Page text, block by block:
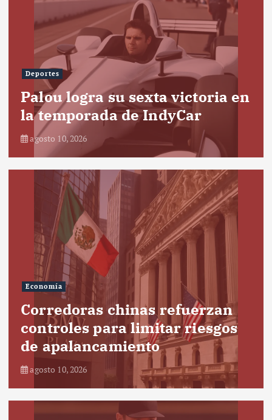
Deportes
Palou logra su sexta victoria en
la temporada de IndyCar
agosto 10, 2026
Economía
Corredoras chinas refuerzan
controles para limitar riesgos
de apalancamiento
agosto 10, 2026